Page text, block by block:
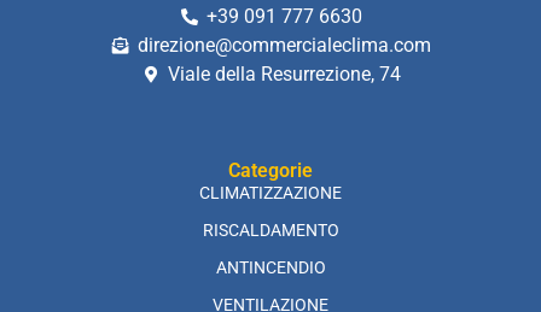
+39 091 777 6630
direzione@commercialeclima.com
Viale della Resurrezione, 74
Categorie
CLIMATIZZAZIONE
RISCALDAMENTO
ANTINCENDIO
VENTILAZIONE